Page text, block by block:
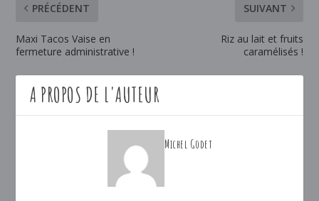
PRÉCÉDENT
Maxi Tacos Vaise en
fermeture administrative !
SUIVANT
Riz au lait et fruits
caramélisés !
A PROPOS DE L'AUTEUR
Michel Godet